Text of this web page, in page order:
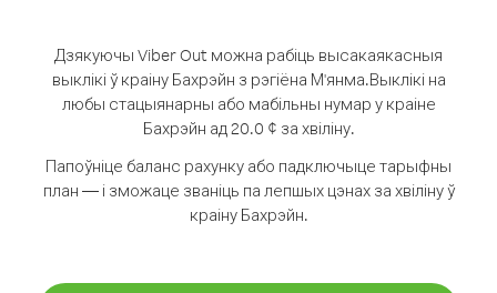
Дзякуючы Viber Out можна рабіць высакаякасныя
выклікі ў краіну Бахрэйн з рэгіёна М'янма.Выклікі на
любы стацыянарны або мабільны нумар у краіне
Бахрэйн ад 20.0 ¢ за хвіліну.
Папоўніце баланс рахунку або падключыце тарыфны
план — і зможаце званіць па лепшых цэнах за хвіліну ў
краіну Бахрэйн.